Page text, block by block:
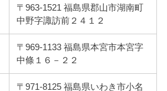
〒963-1521 福島県郡山市湖南町
中野字諏訪前２４１２
〒969-1133 福島県本宮市本宮字
中條１６－２２
〒971-8125 福島県いわき市小名